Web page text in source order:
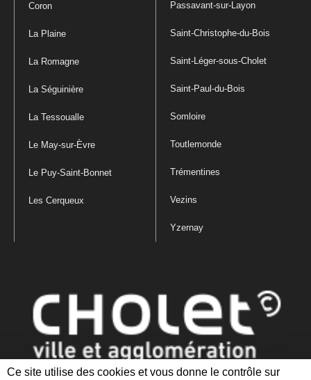
Ce site utilise des cookies et vous donne le contrôle sur
Coron
La Plaine
La Romagne
La Séguinière
La Tessoualle
Le May-sur-Èvre
Le Puy-Saint-Bonnet
Les Cerqueux
Passavant-sur-Layon
Saint-Christophe-du-Bois
Saint-Léger-sous-Cholet
Saint-Paul-du-Bois
Somloire
Toutlemonde
Trémentines
Vezins
Yzernay